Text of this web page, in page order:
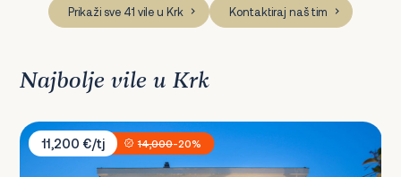
Prikaži sve 41 vile u Krk Kontaktiraj naš tim
Najbolje vile u Krk
Villa Veglia Palace
11,200 €/tj
14,000-20%